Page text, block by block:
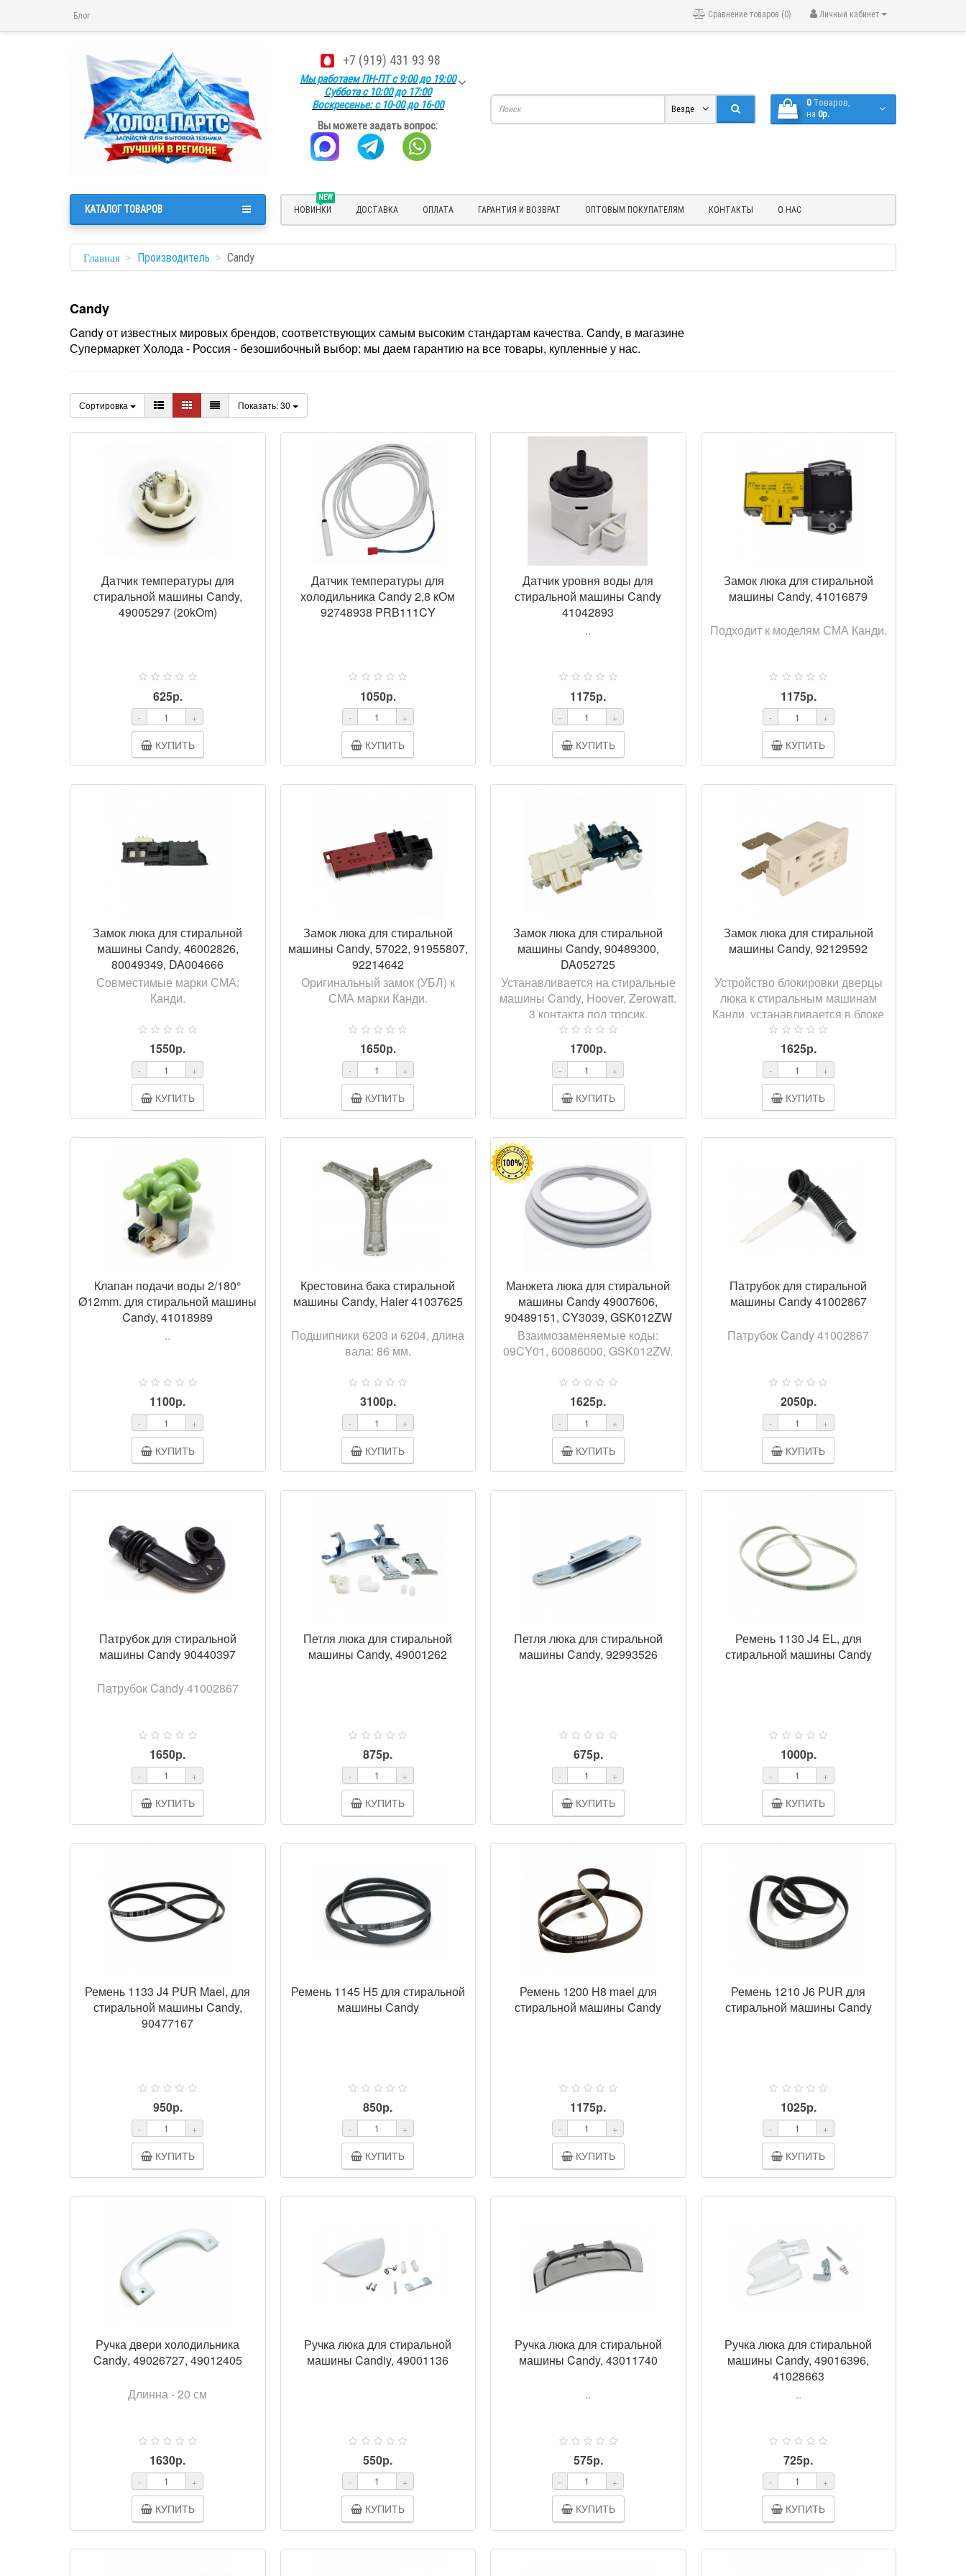
Блог Личный кабинет
Сравнение товаров (0)
+7 (919) 431 93 98
Мы работаем ПН-ПТ с 9:00 до 19:00
Суббота с 10:00 до 17:00
Воскресенье: с 10-00 до 16-00
Вы можете задать вопрос:
0 Tоваров,
на 0р.
Везде
NEW
НОВИНКИ ДОСТАВКА ОПЛАТА ГАРАНТИЯ И ВОЗВРАТ ОПТОВЫМ ПОКУПАТЕЛЯМ КОНТАКТЫ О НАС
КАТАЛОГ ТОВАРОВ
Главная Производитель Candy
Candy
Candy от известных мировых брендов, соответствующих самым высоким стандартам качества. Candy, в магазине
Супермаркет Холода - Россия - безошибочный выбор: мы даем гарантию на все товары, купленные у нас.
Сортировка Показать:30
ПРОСМОТР
Датчик температуры для
стиральной машины Candy,
49005297 (20kOm)
625р.
- +
КУПИТЬ
Датчик температуры для
холодильника Candy 2,8 кОм
92748938 PRB111CY
1050р.
- +
КУПИТЬ
Датчик уровня воды для
стиральной машины Candy
41042893
..
1175р.
- +
КУПИТЬ
Замок люка для стиральной
машины Candy, 41016879
Подходит к моделям СМА Канди.
1175р.
- +
КУПИТЬ
Замок люка для стиральной
машины Candy, 46002826,
80049349, DA004666
Совместимые марки СМА:
Канди.
1550р.
- +
КУПИТЬ
Замок люка для стиральной
машины Candy, 57022, 91955807,
92214642
Оригинальный замок (УБЛ) к
СМА марки Канди.
1650р.
- +
КУПИТЬ
Замок люка для стиральной
машины Candy, 90489300,
DA052725
Устанавливается на стиральные
машины Candy, Hoover, Zerowatt.
3 контакта под тросик.
Производитель: Rold (Италия).
1700р.
- +
КУПИТЬ
Замок люка для стиральной
машины Candy, 92129592
Устройство блокировки дверцы
люка к стиральным машинам
Канди, устанавливается в блоке
кнопок.
1625р.
- +
КУПИТЬ
Клапан подачи воды 2/180°
Ø12mm. для стиральной машины
Candy, 41018989
..
1100р.
- +
КУПИТЬ
Крестовина бака стиральной
машины Candy, Haier 41037625
Подшипники 6203 и 6204, длина
вала: 86 мм.
3100р.
- +
КУПИТЬ
Манжета люка для стиральной
машины Candy 49007606,
90489151, CY3039, GSK012ZW
Взаимозаменяемые коды:
09CY01, 60086000, GSK012ZW.
1625р.
- +
КУПИТЬ
Патрубок для стиральной
машины Candy 41002867
Патрубок Candy 41002867
2050р.
- +
КУПИТЬ
Патрубок для стиральной
машины Candy 90440397
Патрубок Candy 41002867
1650р.
- +
КУПИТЬ
Петля люка для стиральной
машины Candy, 49001262
875р.
- +
КУПИТЬ
Петля люка для стиральной
машины Candy, 92993526
675р.
- +
КУПИТЬ
Ремень 1130 J4 EL, для
стиральной машины Candy
1000р.
- +
КУПИТЬ
Ремень 1133 J4 PUR Mael, для
стиральной машины Candy,
90477167
950р.
- +
КУПИТЬ
Ремень 1145 H5 для стиральной
машины Candy
850р.
- +
КУПИТЬ
Ремень 1200 H8 mael для
стиральной машины Candy
1175р.
- +
КУПИТЬ
Ремень 1210 J6 PUR для
стиральной машины Candy
1025р.
- +
КУПИТЬ
Ручка двери холодильника
Candу, 49026727, 49012405
Длинна - 20 см
1630р.
- +
КУПИТЬ
Ручка люка для стиральной
машины Candiy, 49001136
550р.
- +
КУПИТЬ
Ручка люка для стиральной
машины Candy, 43011740
..
575р.
- +
КУПИТЬ
Ручка люка для стиральной
машины Candy, 49016396,
41028663
..
725р.
- +
КУПИТЬ